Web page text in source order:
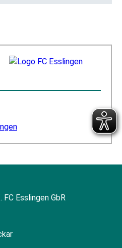
FC Esslingen GbR